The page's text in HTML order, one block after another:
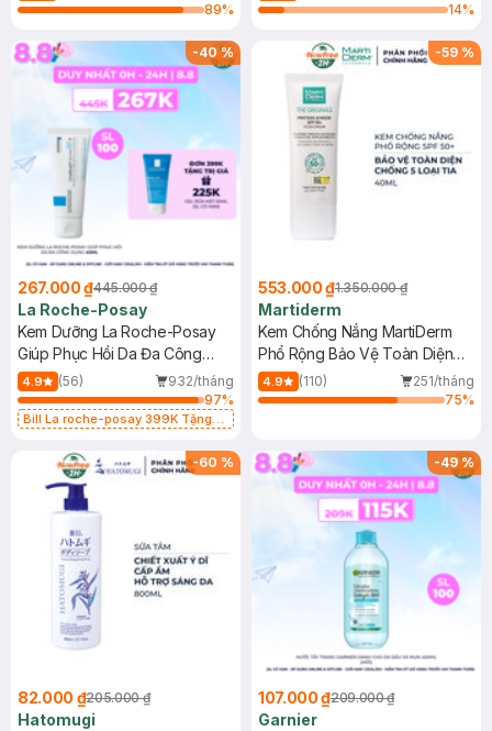
89%
14%
-40%
267.000 ₫445.000 ₫
La Roche-Posay
Kem Dưỡng La Roche-Posay
Giúp Phục Hồi Da Đa Công
Dụng 40ml
4.9 (56)
932/tháng
97%
Bill La roche-posay 399K Tặng
(SL có hạn)
-59 %
553.000 ₫1.350.000 ₫
Martiderm
Kem Chống Nắng MartiDerm
Phổ Rộng Bảo Vệ Toàn Diện
40ml
4.9 (110)
251/tháng
75%
-60 %
82.000 ₫205.000 ₫
Hatomugi
-49%
107.000 ₫209.000 ₫
Garnier